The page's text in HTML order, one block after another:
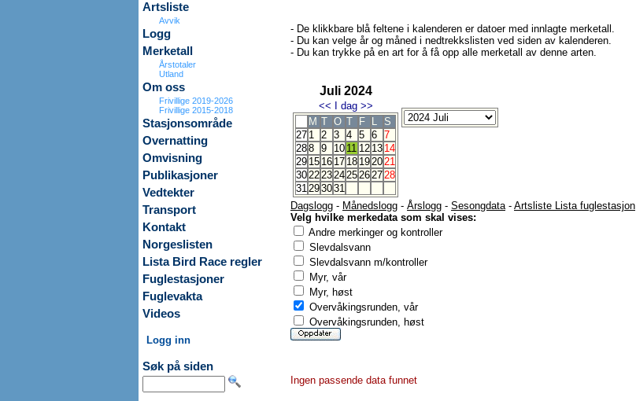
Artsliste
Avvik
Logg
Merketall
Årstotaler
Utland
Om oss
Frivillige 2019-2026
Frivillige 2015-2018
Stasjonsområde
Overnatting
Omvisning
Publikasjoner
Vedtekter
Transport
Kontakt
Norgeslisten
Lista Bird Race regler
Fuglestasjoner
Fuglevakta
Videos
Logg inn
Søk på siden
- De klikkbare blå feltene i kalenderen er datoer med innlagte merketall.
- Du kan velge år og måned i nedtrekkslisten ved siden av kalenderen.
- Du kan trykke på en art for å få opp alle merketall av denne arten.
Juli 2024
<< I dag >>
M T O T F L
S
27 1 2 3 4 5 6 7
288 9 10 11 12 13 14
29 15 16 17 18 192021
3022232425262728
31293031
Dagslogg - Månedslogg - Årslogg - Sesongdata- Artsliste Lista fuglestasjon
Velg hvilke merkedata som skal vises:
Andre merkinger og kontroller
Slevdalsvann
Slevdalsvann m/kontroller
Myr, vår
Myr, høst
Overvåkingsrunden, vår
Overvåkingsrunden, høst
Ingen passende data funnet